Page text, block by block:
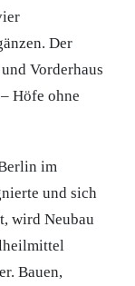
Der
Vorderhaus
Höfe ohne
im
und sich
wird Neubau
Bauen,